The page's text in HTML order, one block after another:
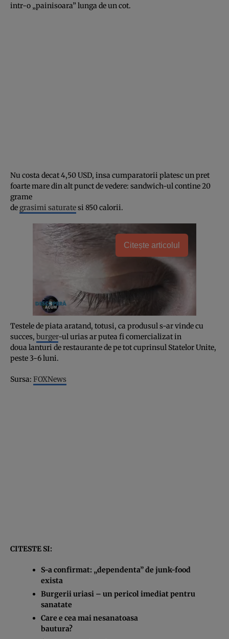
intr-o „painisoara” lunga de un cot.
Nu costa decat 4,50 USD, insa cumparatorii platesc un pret
foarte mare din alt punct de vedere: sandwich-ul contine 20
grame
de grasimi saturatesi 850 calorii.
Citește articolul
Testele de piata aratand, totusi, ca produsul s-ar vinde cu
succes, burger-ul urias ar putea fi comercializat in
doua lanturi de restaurante de pe tot cuprinsul Statelor Unite,
peste 3-6 luni.
Sursa: FOXNews
CITESTE SI:
S-a confirmat: „dependenta” de junk-food
exista
Burgerii uriasi – un pericol imediat pentru
sanatate
Care e cea mai nesanatoasa
bautura?